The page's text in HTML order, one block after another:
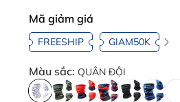
Mã giảm giá
FREESHIP GIAM50K
Màu sắc: QUÂN ĐỘI